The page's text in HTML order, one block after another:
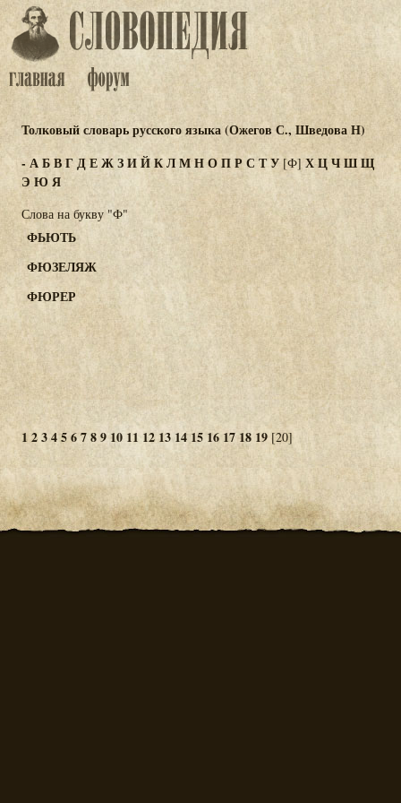
Толковый словарь русского языка (Ожегов С., Шведова Н)
-АБВГДЕЖЗИЙКЛМНОПР СТУ [Ф] ХЦЧШЩ
Э Ю Я
Слова на букву "Ф"
ФЬЮТЬ
ФЮЗЕЛЯЖ
ФЮРЕР
123456789 10 11 12 13 14 15 16 17 18 19 [20]